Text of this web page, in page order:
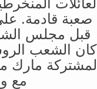
لعائلات
صعبة قادمة.
قبل مجلس
كان الشعب
المشتركة مارك
مع